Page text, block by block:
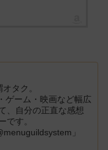
タク。
ゲーム・映画など幅広
、自分の正直な感想
です。
」